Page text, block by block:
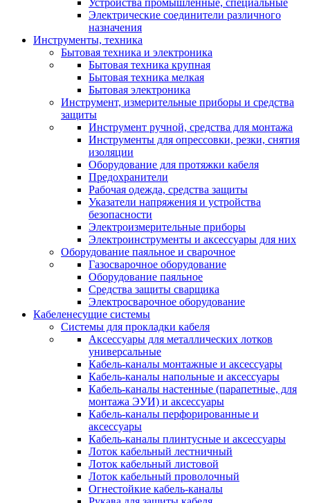
Устройства промышленные, специальные
Электрические соединители различного
назначения
Инструменты, техника
Бытовая техника и электроника
Бытовая техника крупная
Бытовая техника мелкая
Бытовая электроника
Инструмент, измерительные приборы и средства
защиты
Инструмент ручной, средства для монтажа
Инструменты для опрессовки, резки, снятия
изоляции
Оборудование для протяжки кабеля
Предохранители
Рабочая одежда, средства защиты
Указатели напряжения и устройства
безопасности
Электроизмерительные приборы
Электроинструменты и аксессуары для них
Оборудование паяльное и сварочное
Газосварочное оборудование
Оборудование паяльное
Средства защиты сварщика
Электросварочное оборудование
Кабеленесущие системы
Системы для прокладки кабеля
Аксессуары для металлических лотков
универсальные
Кабель-каналы монтажные и аксессуары
Кабель-каналы напольные и аксессуары
Кабель-каналы настенные (парапетные, для
монтажа ЭУИ) и аксессуары
Кабель-каналы перфорированные и
аксессуары
Кабель-каналы плинтусные и аксессуары
Лоток кабельный лестничный
Лоток кабельный листовой
Лоток кабельный проволочный
Огнестойкие кабель-каналы